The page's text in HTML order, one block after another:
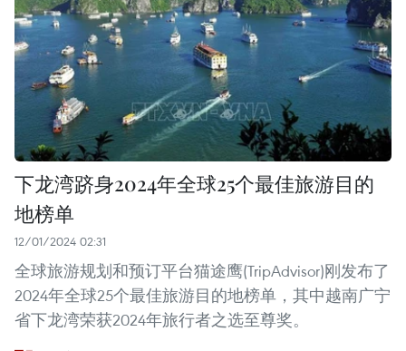
下龙湾跻身2024年全球25个最佳旅游目的
地榜单
12/01/2024 02:31
全球旅游规划和预订平台猫途鹰(TripAdvisor)刚发布了
2024年全球25个最佳旅游目的地榜单，其中越南广宁
省下龙湾荣获2024年旅行者之选至尊奖。